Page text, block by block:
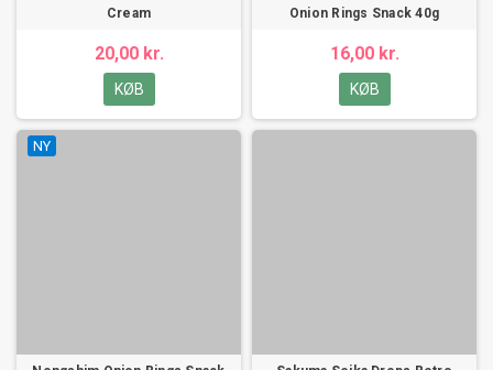
Cream
20,00 kr.
KØB
Onion Rings Snack 40g
16,00 kr.
KØB
NY